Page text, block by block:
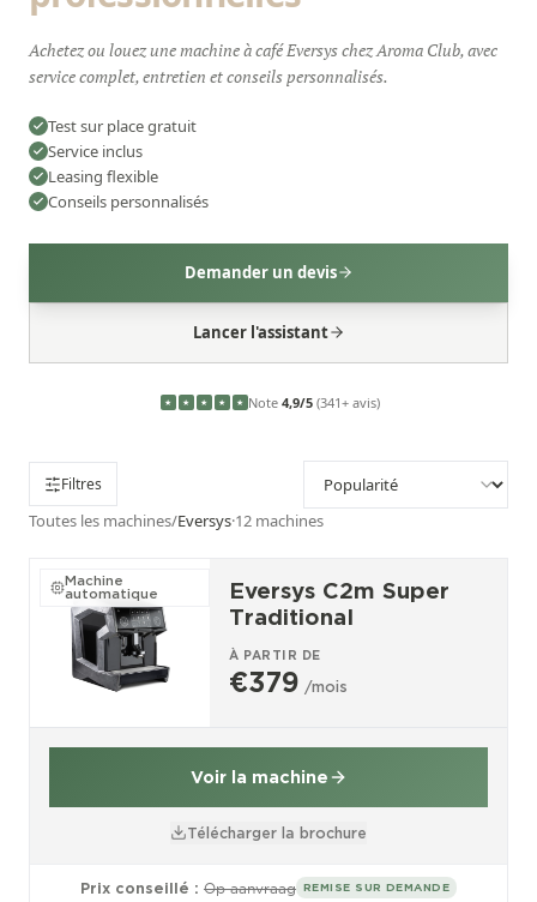
Achetez ou louez une machine à café Eversys chez Aroma Club, avec
service complet, entretien et conseils personnalisés.
Test sur place gratuit
Service inclus
Leasing flexible
Conseils personnalisés
Demander un devis
Lancer l'assistant
★ ★ ★ ★ ★ Note 4,9/5(341+ avis)
Filtres
Toutes les machines/Eversys·12 machines
Machine
automatique
Eversys C2m Super
Traditional
À PARTIR DE
€379 /mois
Voir la machine
Télécharger la brochure
Prix conseillé : Op aanvraag REMISE SUR DEMANDE